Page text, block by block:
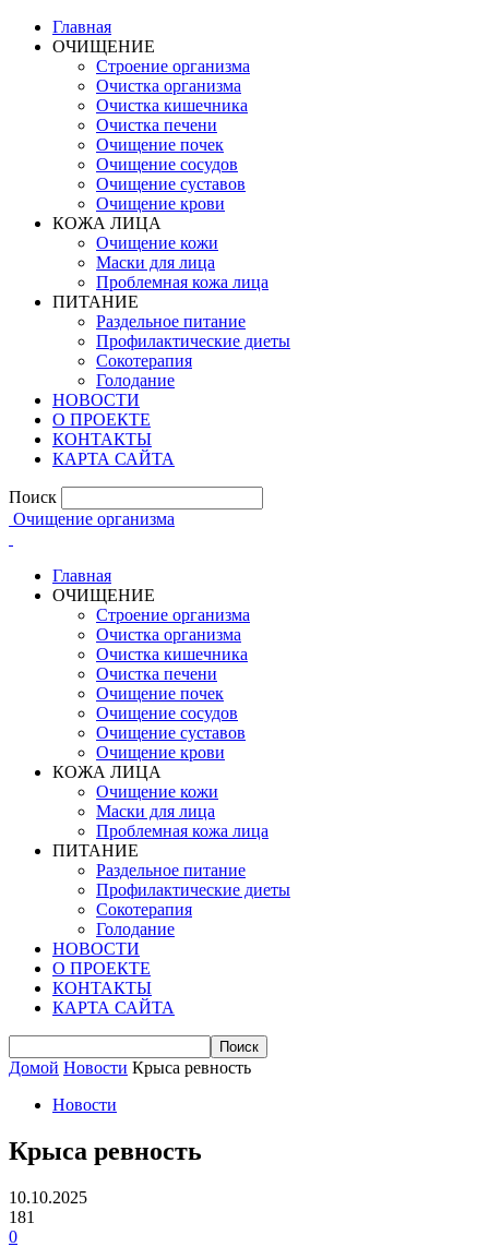
Главная
ОЧИЩЕНИЕ
Строение организма
Очистка организма
Очистка кишечника
Очистка печени
Очищение почек
Очищение сосудов
Очищение суставов
Очищение крови
КОЖА ЛИЦА
Очищение кожи
Маски для лица
Проблемная кожа лица
ПИТАНИЕ
Раздельное питание
Профилактические диеты
Сокотерапия
Голодание
НОВОСТИ
О ПРОЕКТЕ
КОНТАКТЫ
КАРТА САЙТА
Поиск
Очищение организма
Главная
ОЧИЩЕНИЕ
Строение организма
Очистка организма
Очистка кишечника
Очистка печени
Очищение почек
Очищение сосудов
Очищение суставов
Очищение крови
КОЖА ЛИЦА
Очищение кожи
Маски для лица
Проблемная кожа лица
ПИТАНИЕ
Раздельное питание
Профилактические диеты
Сокотерапия
Голодание
НОВОСТИ
О ПРОЕКТЕ
КОНТАКТЫ
КАРТА САЙТА
Домой Новости Крыса ревность
Новости
Крыса ревность
10.10.2025
181
0